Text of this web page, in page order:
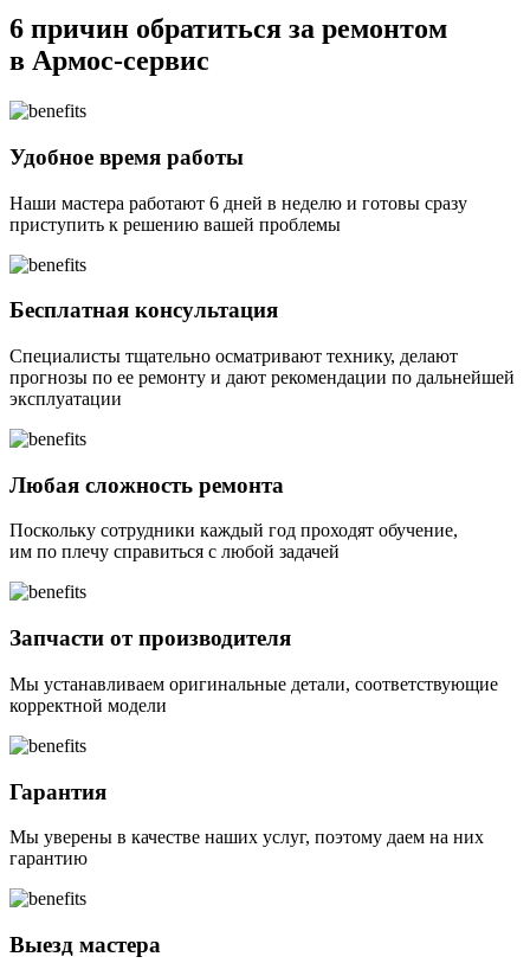
6 причин обратиться за ремонтом
в Армос-сервис
Удобное время работы
Наши мастера работают 6 дней в неделю и готовы сразу
приступить к решению вашей проблемы
Бесплатная консультация
Специалисты тщательно осматривают технику, делают
прогнозы по ее ремонту и дают рекомендации по дальнейшей
эксплуатации
Любая сложность ремонта
Поскольку сотрудники каждый год проходят обучение,
им по плечу справиться с любой задачей
Запчасти от производителя
Мы устанавливаем оригинальные детали, соответствующие
корректной модели
Гарантия
Мы уверены в качестве наших услуг, поэтому даем на них
гарантию
Выезд мастера